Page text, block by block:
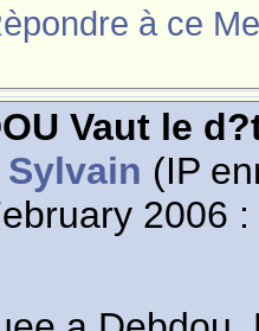
à ce
Vaut le
Sylvain (IP
2006